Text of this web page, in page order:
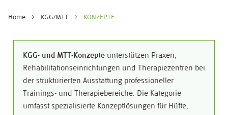
Home KGG/MTT KONZEPTE
KGG- und MTT-Konzepte unterstützen Praxen,
Rehabilitationseinrichtungen und Therapiezentren bei
der strukturierten Ausstattung professioneller
Trainings- und Therapiebereiche. Die Kategorie
umfasst spezialisierte Konzeptlösungen für Hüfte,